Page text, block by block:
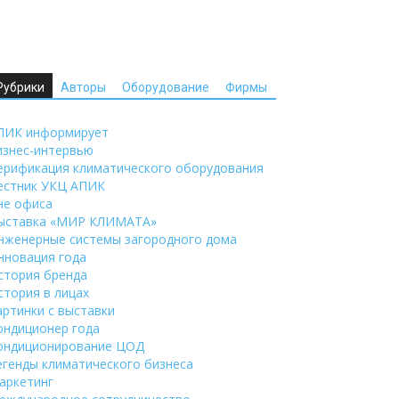
Авторы Оборудование Фирмы
информирует
интервью
климатического оборудования
УКЦ АПИК
офиса
«МИР КЛИМАТА»
системы загородного дома
года
бренда
в лицах
с выставки
года
ЦОД
климатического бизнеса